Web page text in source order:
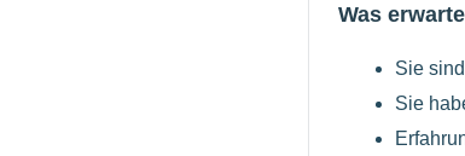
Was
Sie
Sie